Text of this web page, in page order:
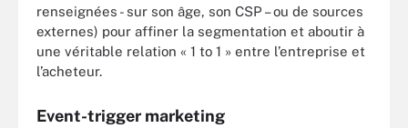
renseignées - sur son âge, son CSP – ou de sources
externes) pour affiner la segmentation et aboutir à
une véritable relation « 1 to 1 » entre l’entreprise et
l’acheteur.
Event-trigger marketing